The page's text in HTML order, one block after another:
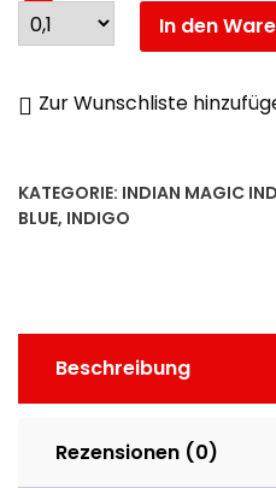
In den
Zur Wunschliste
KATEGORIE: INDIAN MAGIC
BLUE, INDIGO
Beschreibung
Rezensionen (0)